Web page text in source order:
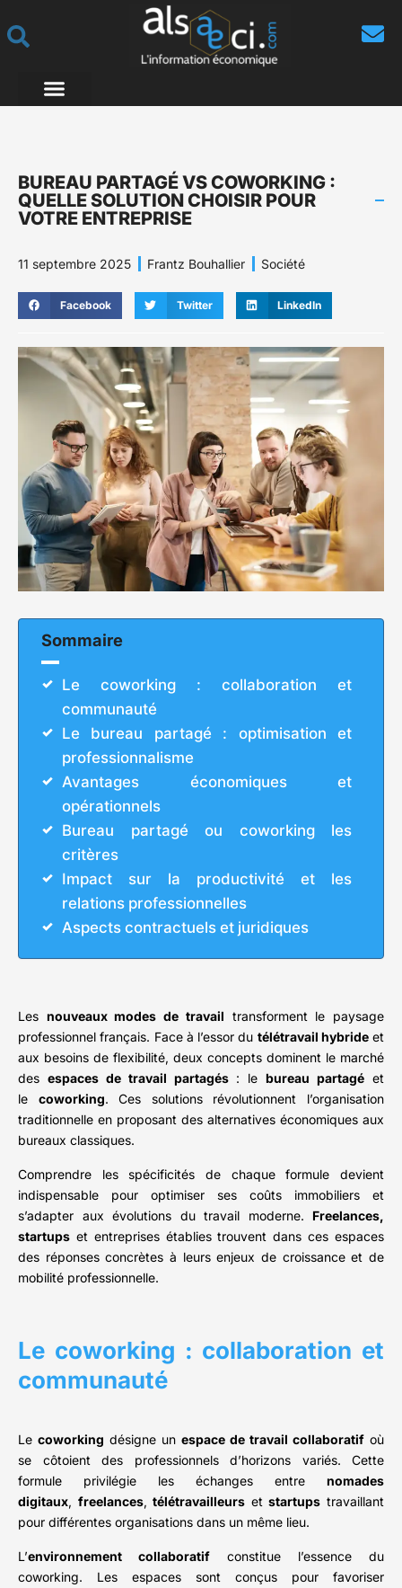
BUREAU PARTAGÉ VS COWORKING :
QUELLE SOLUTION CHOISIR POUR
VOTRE ENTREPRISE
11 septembre 2025 Frantz Bouhallier Société
Facebook Twitter LinkedIn
Sommaire
Le coworking : collaboration et
communauté
Le bureau partagé : optimisation et
professionnalisme
Avantages économiques et
opérationnels
Bureau partagé ou coworking les
critères
Impact sur la productivité et les
relations professionnelles
Aspects contractuels et juridiques
Les nouveaux modes de travail transforment le paysage
professionnel français. Face à l’essor du télétravail hybrideet
aux besoins de flexibilité, deux concepts dominent le marché
des espaces de travail partagés: lebureau partagé et
le coworking. Ces solutions révolutionnent l’organisation
traditionnelle en proposant des alternatives économiques aux
bureaux classiques.
Comprendre les spécificités de chaque formule devient
indispensable pour optimiser ses coûts immobiliers et
s’adapter aux évolutions du travail moderne. Freelances,
startups et entreprises établies trouvent dans ces espaces
des réponses concrètes à leurs enjeux de croissance et de
mobilité professionnelle.
Le coworking : collaboration et
communauté
Le coworking désigne un espace de travail collaboratif où
se côtoient des professionnels d’horizons variés. Cette
formule privilégie les échanges entre nomades
digitaux, freelances,télétravailleurs etstartups travaillant
pour différentes organisations dans un même lieu.
L’environnement collaboratif constitue l’essence du
coworking. Les espaces sont conçus pour favoriser